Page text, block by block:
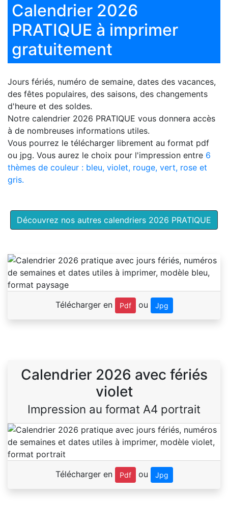
Calendrier 2026
PRATIQUE à imprimer
gratuitement
Jours fériés, numéro de semaine, dates des vacances,
des fêtes populaires, des saisons, des changements
d'heure et des soldes.
Notre calendrier 2026 PRATIQUE vous donnera accès
à de nombreuses informations utiles.
Vous pourrez le télécharger librement au format pdf
ou jpg. Vous aurez le choix pour l'impression entre 6
thèmes de couleur : bleu, violet, rouge, vert, rose et
gris.
Découvrez nos autres calendriers 2026 PRATIQUE
Télécharger en Pdf ou Jpg
Calendrier 2026 avec fériés
violet
Impression au format A4 portrait
Télécharger en Pdf ou Jpg